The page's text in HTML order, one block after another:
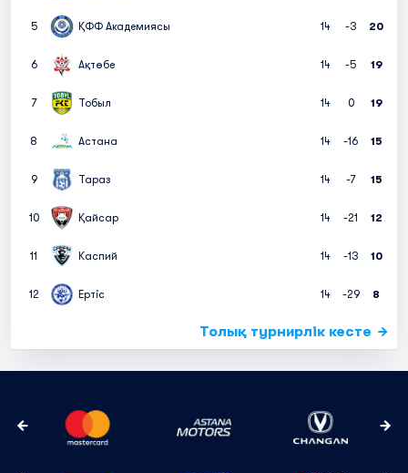
5 ҚФФ Академиясы 14 -3 20
6 Ақтөбе 14 -5 19
7 Тобыл 14 0 19
8 Астана 14 -16 15
9 Тараз 14 -7 15
10 Қайсар 14 -21 12
11 Каспий 14 -13 10
12 Ертіс 14 -29 8
Толық турнирлік кесте